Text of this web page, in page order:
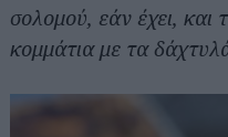
σολομού, εάν έχει, και
κομμάτια με τα